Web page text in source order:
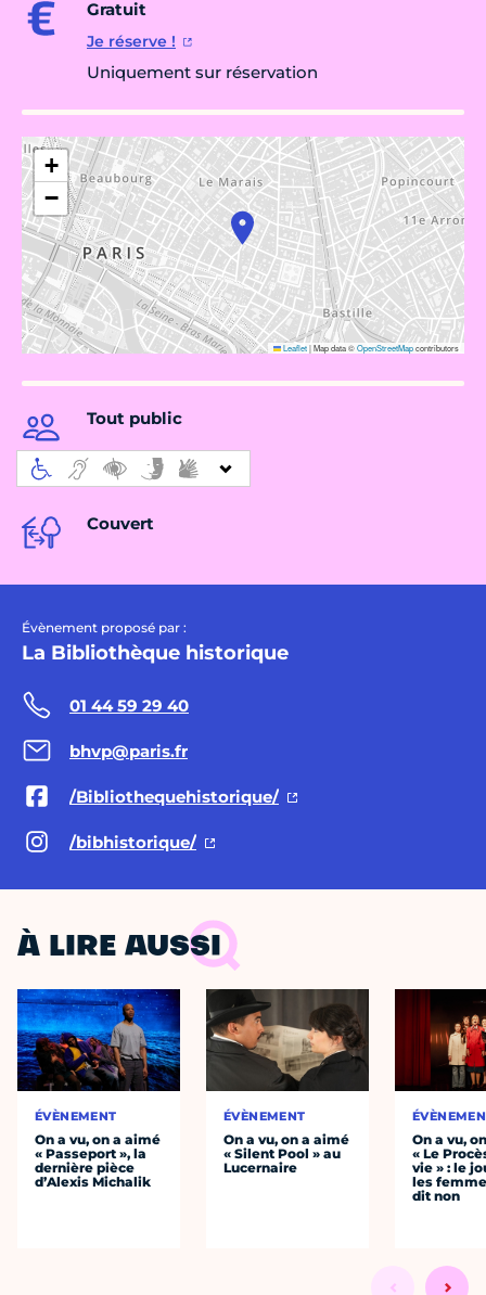
Gratuit
Je réserve !
Uniquement sur réservation
+
−
Leaflet|Map data ©OpenStreetMapcontributors
Tout public
Couvert
Évènement proposé par :
La Bibliothèque historique
01 44 59 29 40
bhvp@paris.fr
/Bibliothequehistorique/
/bibhistorique/
À LIRE AUSSI
ÉVÈNEMENT
On a vu, on a aimé
« Passeport », la
dernière pièce
d’Alexis Michalik
ÉVÈNEMENT
On a vu, on a aimé
« Silent Pool » au
Lucernaire
On a vu,
« Le
vie » : le
les
dit non